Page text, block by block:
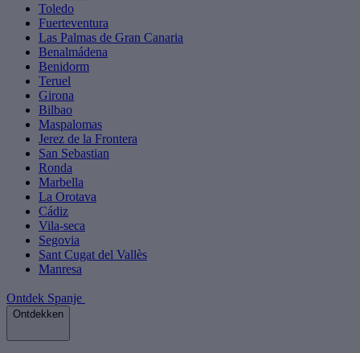
Toledo
Fuerteventura
Las Palmas de Gran Canaria
Benalmádena
Benidorm
Teruel
Girona
Bilbao
Maspalomas
Jerez de la Frontera
San Sebastian
Ronda
Marbella
La Orotava
Cádiz
Vila-seca
Segovia
Sant Cugat del Vallès
Manresa
Ontdek Spanje
Ontdekken